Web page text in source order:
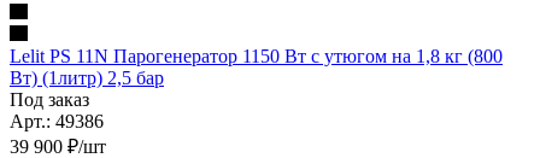
Lelit PS 11N Парогенератор 1150 Вт с утюгом на 1,8 кг (800
Вт) (1литр) 2,5 бар
Под заказ
Арт.: 49386
39 900 ₽/шт